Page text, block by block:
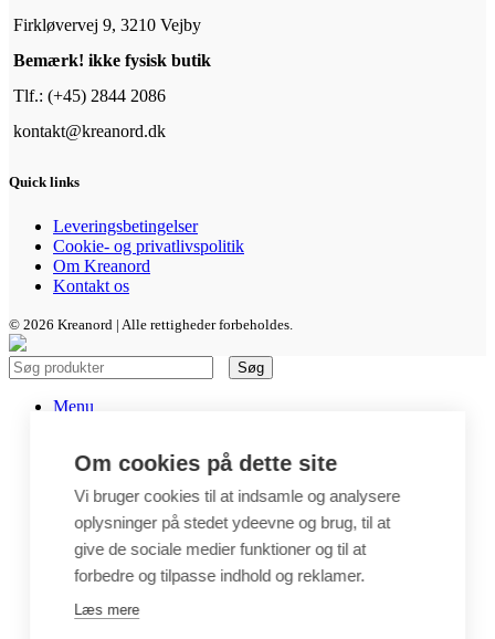
Firkløvervej 9, 3210 Vejby
Bemærk! ikke fysisk butik
Tlf.: (+45) 2844 2086
kontakt@kreanord.dk
Quick links
Leveringsbetingelser
Cookie- og privatlivspolitik
Om Kreanord
Kontakt os
© 2026 Kreanord | Alle rettigheder forbeholdes.
Søg
Menu
Metervarer – Stofstykker
Pedari æsker
Bøger og Mønstre
Crepepapir & Karton
DIY Kits
Hobbyartikler
Interiør / Puder
Unika / Accessories
Om cookies på dette site
Vi bruger cookies til at indsamle og analysere
oplysninger på stedet ydeevne og brug, til at
give de sociale medier funktioner og til at
forbedre og tilpasse indhold og reklamer.
Læs mere